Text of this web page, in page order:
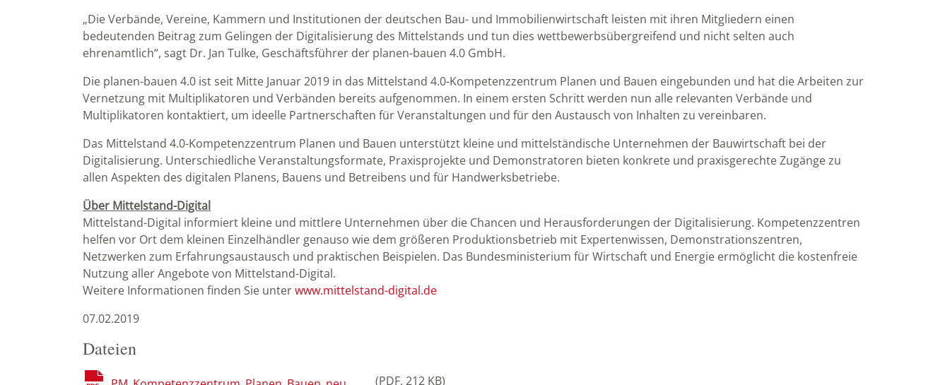
„Die Verbände, Vereine, Kammern und Institutionen der deutschen Bau- und Immobilienwirtschaft leisten mit ihren Mitgliedern einen
bedeutenden Beitrag zum Gelingen der Digitalisierung des Mittelstands und tun dies wettbewerbsübergreifend und nicht selten auch
ehrenamtlich“, sagt Dr. Jan Tulke, Geschäftsführer der planen-bauen 4.0 GmbH.
Die planen-bauen 4.0 ist seit Mitte Januar 2019 in das Mittelstand 4.0-Kompetenzzentrum Planen und Bauen eingebunden und hat die Arbeiten zur
Vernetzung mit Multiplikatoren und Verbänden bereits aufgenommen. In einem ersten Schritt werden nun alle relevanten Verbände und
Multiplikatoren kontaktiert, um ideelle Partnerschaften für Veranstaltungen und für den Austausch von Inhalten zu vereinbaren.
Das Mittelstand 4.0-Kompetenzzentrum Planen und Bauen unterstützt kleine und mittelständische Unternehmen der Bauwirtschaft bei der
Digitalisierung. Unterschiedliche Veranstaltungsformate, Praxisprojekte und Demonstratoren bieten konkrete und praxisgerechte Zugänge zu
allen Aspekten des digitalen Planens, Bauens und Betreibens und für Handwerksbetriebe.
Über Mittelstand-Digital
Mittelstand-Digital informiert kleine und mittlere Unternehmen über die Chancen und Herausforderungen der Digitalisierung. Kompetenzzentren
helfen vor Ort dem kleinen Einzelhändler genauso wie dem größeren Produktionsbetrieb mit Expertenwissen, Demonstrationszentren,
Netzwerken zum Erfahrungsaustausch und praktischen Beispielen. Das Bundesministerium für Wirtschaft und Energie ermöglicht die kostenfreie
Nutzung aller Angebote von Mittelstand-Digital.
Weitere Informationen finden Sie unterwww.mittelstand-digital.de
07.02.2019
Dateien
PDF 212 KB